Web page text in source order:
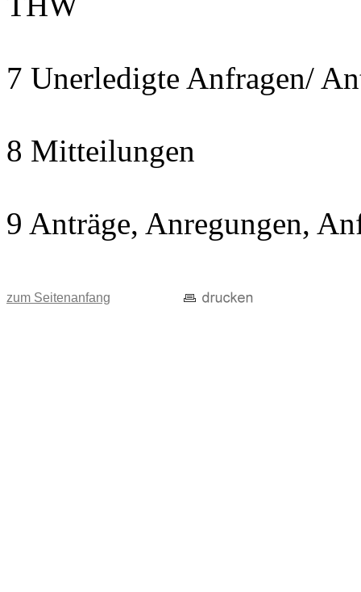
7 Unerledigte Anfragen/
8 Mitteilungen
9 Anträge, Anregungen,
zum Seitenanfang